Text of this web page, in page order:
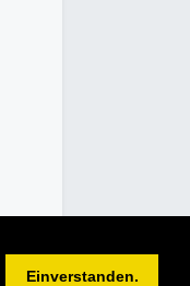
Einverstanden.